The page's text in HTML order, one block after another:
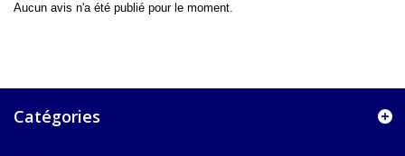
Aucun avis n'a été publié pour le moment.
Catégories